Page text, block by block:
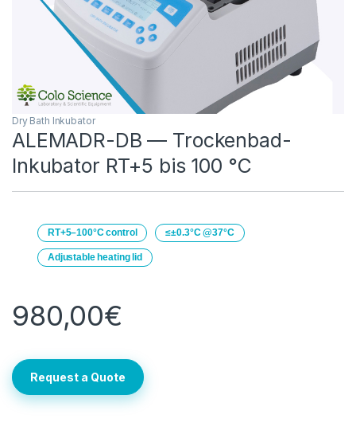
Dry Bath Inkubator
ALEMADR-DB — Trockenbad-
Inkubator RT+5 bis 100 °C
RT+5–100°C control ≤±0.3°C @37°C
Adjustable heating lid
980,00€
Request a Quote